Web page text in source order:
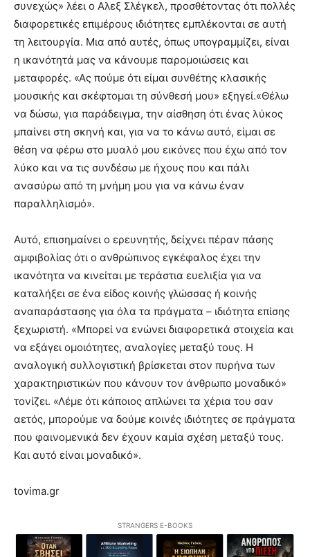
συνεχώς» λέει ο Αλεξ Σλέγκελ, προσθέτοντας ότι πολλές
διαφορετικές επιμέρους ιδιότητες εμπλέκονται σε αυτή
τη λειτουργία. Μια από αυτές, όπως υπογραμμίζει, είναι
η ικανότητά μας να κάνουμε παρομοιώσεις και
μεταφορές. «Ας πούμε ότι είμαι συνθέτης κλασικής
μουσικής και σκέφτομαι τη σύνθεσή μου» εξηγεί.«Θέλω
να δώσω, για παράδειγμα, την αίσθηση ότι ένας λύκος
μπαίνει στη σκηνή και, για να το κάνω αυτό, είμαι σε
θέση να φέρω στο μυαλό μου εικόνες που έχω από τον
λύκο και να τις συνδέσω με ήχους που και πάλι
ανασύρω από τη μνήμη μου για να κάνω έναν
παραλληλισμό».
Αυτό, επισημαίνει ο ερευνητής, δείχνει πέραν πάσης
αμφιβολίας ότι ο ανθρώπινος εγκέφαλος έχει την
ικανότητα να κινείται με τεράστια ευελιξία για να
καταλήξει σε ένα είδος κοινής γλώσσας ή κοινής
αναπαράστασης για όλα τα πράγματα – ιδιότητα επίσης
ξεχωριστή. «Μπορεί να ενώνει διαφορετικά στοιχεία και
να εξάγει ομοιότητες, αναλογίες μεταξύ τους. Η
αναλογική συλλογιστική βρίσκεται στον πυρήνα των
χαρακτηριστικών που κάνουν τον άνθρωπο μοναδικό»
τονίζει. «Λέμε ότι κάποιος απλώνει τα χέρια του σαν
αετός, μπορούμε να δούμε κοινές ιδιότητες σε πράγματα
που φαινομενικά δεν έχουν καμία σχέση μεταξύ τους.
Και αυτό είναι μοναδικό».
tovima.gr
STRANGERS E-BOOKS